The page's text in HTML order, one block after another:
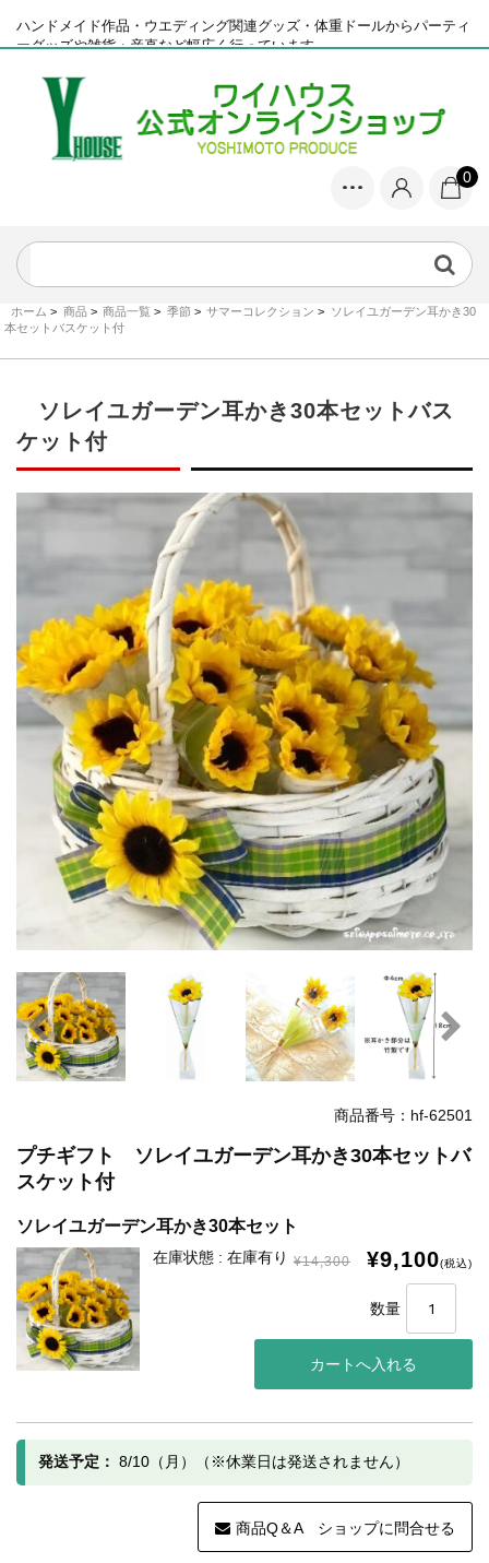
ハンドメイド作品・ウエディング関連グッズ・体重ドールからパーティ
ーグッズや雑貨・産直など幅広く行っています
0
ホーム > 商品> 商品一覧 > 季節 > サマーコレクション > ソレイユガーデン耳かき30
本セットバスケット付
ソレイユガーデン耳かき30本セットバス
ケット付
商品番号：hf-62501
プチギフト ソレイユガーデン耳かき30本セットバ
スケット付
ソレイユガーデン耳かき30本セット
在庫状態 : 在庫有り ¥14,300 ¥9,100(税込)
数量
発送予定： 8/10（月）（※休業日は発送されません）
商品Q＆A ショップに問合せる